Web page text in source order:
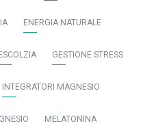
ENERGIA NATURALE
GESTIONE STRESS
INTEGRATORI MAGNESIO
MELATONINA